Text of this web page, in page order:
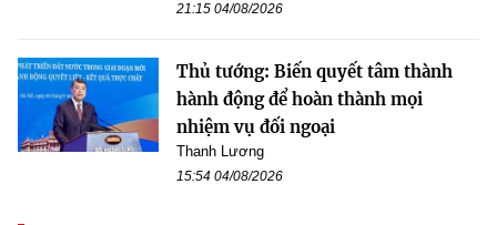
21:15 04/08/2026
Thủ tướng: Biến quyết tâm thành
hành động để hoàn thành mọi
nhiệm vụ đối ngoại
Thanh Lương
15:54 04/08/2026